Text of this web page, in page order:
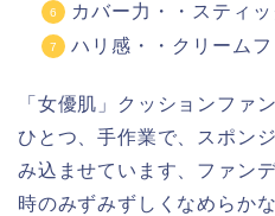
カバー力・・スティ
ハリ感・・クリーム
「女優肌」クッションファ
ひとつ、手作業で、スポン
み込ませています、ファン
時のみずみずしくなめらか